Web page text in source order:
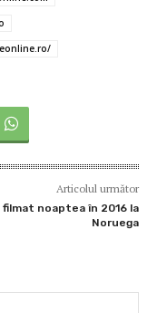
Articolul următor
filmat noaptea în 2016 la
Noruega